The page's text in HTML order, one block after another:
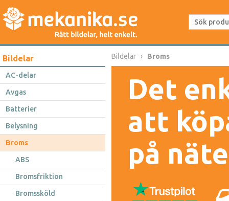
Bildelar
AC-delar
Avgas
Batterier
Belysning
Broms
ABS
Bromsfriktion
Bromssköld
Bildelar Broms
Det
att
på